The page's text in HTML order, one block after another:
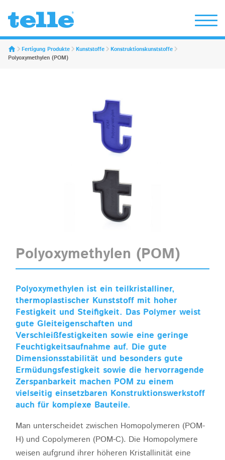
Erwin Telle GmbH
Fertigung Produkte Kunststoffe
Konstruktionskunststoffe
Polyoxymethylen (POM)
Polyoxymethylen (POM)
Polyoxymethylen ist ein teilkristalliner,
thermoplastischer Kunststoff mit hoher
Festigkeit und Steifigkeit. Das Polymer weist
gute Gleiteigenschaften und
Verschleißfestigkeiten sowie eine geringe
Feuchtigkeitsaufnahme auf. Die gute
Dimensionsstabilität und besonders gute
Ermüdungsfestigkeit sowie die hervorragende
Zerspanbarkeit machen POM zu einem
vielseitig einsetzbaren Konstruktionswerkstoff
auch für komplexe Bauteile.
Man unterscheidet zwischen Homopolymeren (POM-
H) und Copolymeren (POM-C). Die Homopolymere
weisen aufgrund ihrer höheren Kristallinität eine